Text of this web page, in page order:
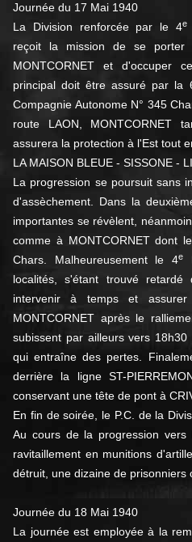
Journée du 17 Mai 1940
La Division renforcée par le 4e
reçoit la mission de se
MONTCORNET et d'occuper
principal doit être assuré par la
Compagnie Autonome N° 345
route LAON, MONTCORNET
assurera la protection à l'Est tout
LA MAISON BLEUE - SISSONE -
La progression se poursuit sans
d'assèchement. Dans la
importantes se révèlent,
comme à MONTCORNET dont
Chars. Malheureusement le 4e
localités, s'étant trouvé
intervenir à temps et assurer
MONTCORNET après le
subissent par ailleurs vers
qui entraîne des pertes.
derrière la ligne ST-
conservant une tête de pont à
En fin de soirée, le P.C. de la
Au cours de la progression vers
ravitaillement en munitions
détruit, une dizaine de prisonniers
Journée du 18 Mai 1940
La journée est employée à la